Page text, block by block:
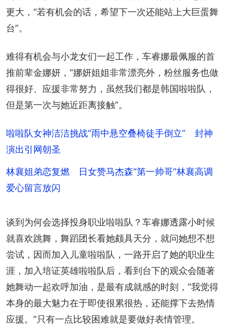
更大，“若有机会的话，希望下一次还能站上大巨蛋舞
台”。
难得有机会与小龙女们一起工作，车睿娜最佩服的首
推前辈金娜妍，“娜妍姐姐非常漂亮外，粉丝服务也做
得很好、应援非常努力，虽然我们都是韩国啦啦队，
但是第一次与她近距离接触”。
啦啦队女神洁洁挑战“雨中悬空叠椅徒手倒立” 封神
演出引网朝圣
林襄姐弟恋复燃 日女赞马杰森“第一帅哥”林襄高调
爱心留言放闪
谈到为何会选择投身职业啦啦队？车睿娜透露小时候
就喜欢跳舞，舞蹈团长看她颇具天分，就问她想不想
尝试，因而加入儿童啦啦队，一路开启了她的职业生
涯，加入培证英雄啦啦队后，看到台下的观众会随著
她舞动一起欢呼加油，是最有成就感的时刻，“我觉得
本身的最大魅力在于即使很累很热，还能撑下去热情
应援。”只有一点比较困难就是要做好表情管理。